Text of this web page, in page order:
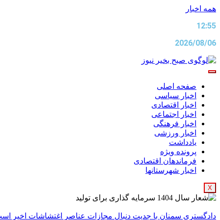
پرش
محتوا
همه اخبار
12:55
2026/08/06
صفحه اصلی
اخبار سیاسی
اخبار اقتصادی
اخبار اجتماعی
اخبار فرهنگی
اخبار ورزشی
یادداشت
پرونده ویژه
فرماندهان اقتصادی
اخبار شهرستانها
X
دادگستری سمنان با جدیت دنبال مجازات عناصر اغتشاشات اخیر